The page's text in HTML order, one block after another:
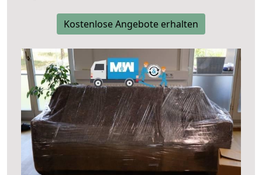
Kostenlose Angebote erhalten